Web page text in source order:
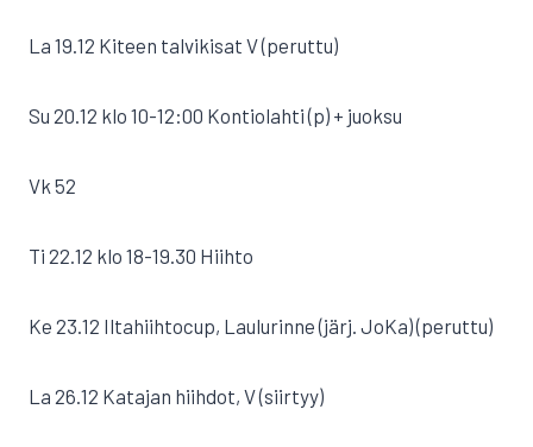
La 19.12 Kiteen talvikisat V (peruttu)
Su 20.12 klo 10-12:00 Kontiolahti (p) + juoksu
Vk 52
Ti 22.12 klo 18-19.30 Hiihto
Ke 23.12 Iltahiihtocup, Laulurinne (järj. JoKa) (peruttu)
La 26.12 Katajan hiihdot, V (siirtyy)